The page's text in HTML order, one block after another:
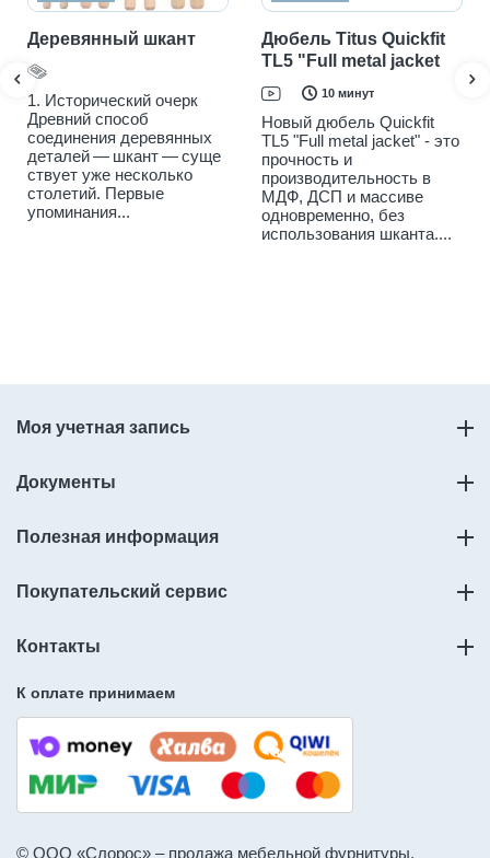
Деревянный шкант
1. Исторический очерк
Древний способ
соединения деревянных
деталей — шкант — суще
ствует уже несколько
столетий. Первые
упоминания...
Дюбель Titus Quickfit
TL5 "Full metal jacket
10 минут
Новый дюбель Quickfit
TL5 "Full metal jacket" - это
прочность и
производительность в
МДФ, ДСП и массиве
одновременно, без
использования шканта....
Моя учетная запись
Документы
Полезная информация
Покупательский сервис
Контакты
К оплате принимаем
© ООО «Слорос» – продажа мебельной фурнитуры.